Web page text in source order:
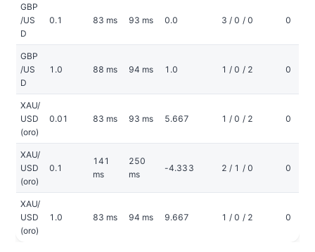
GBP
/US
D
0.1 83 ms 93 ms 0.0 3 / 0 / 0 0
GBP
/US
D
1.0 88 ms 94 ms 1.0 1 / 0 / 2 0
XAU/
USD
(oro)
0.01 83 ms 93 ms 5.667 1 / 0 / 2 0
XAU/
USD
(oro)
0.1
141
ms
250
ms
-4.333 2 / 1 / 0 0
XAU/
USD
(oro)
1.0 83 ms 94 ms 9.667 1 / 0 / 2 0